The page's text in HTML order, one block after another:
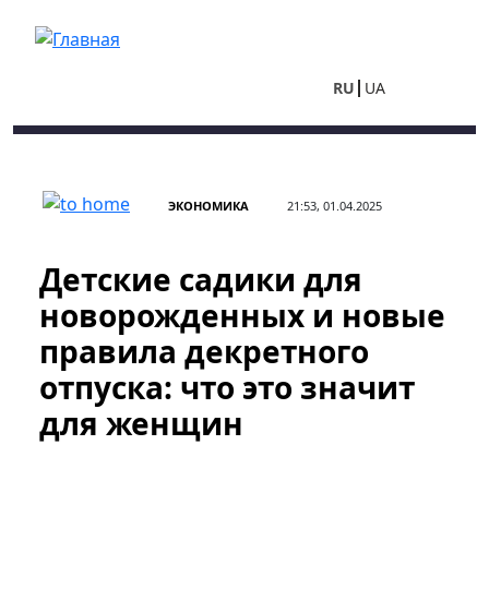
RU UA
ЭКОНОМИКА 21:53, 01.04.2025
Детские садики для
новорожденных и новые
правила декретного
отпуска: что это значит
для женщин